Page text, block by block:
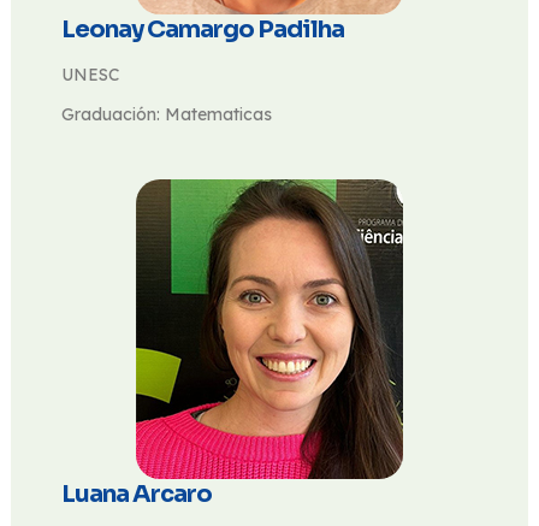
Leonay Camargo Padilha
UNESC
Graduación: Matematicas
Luana Arcaro